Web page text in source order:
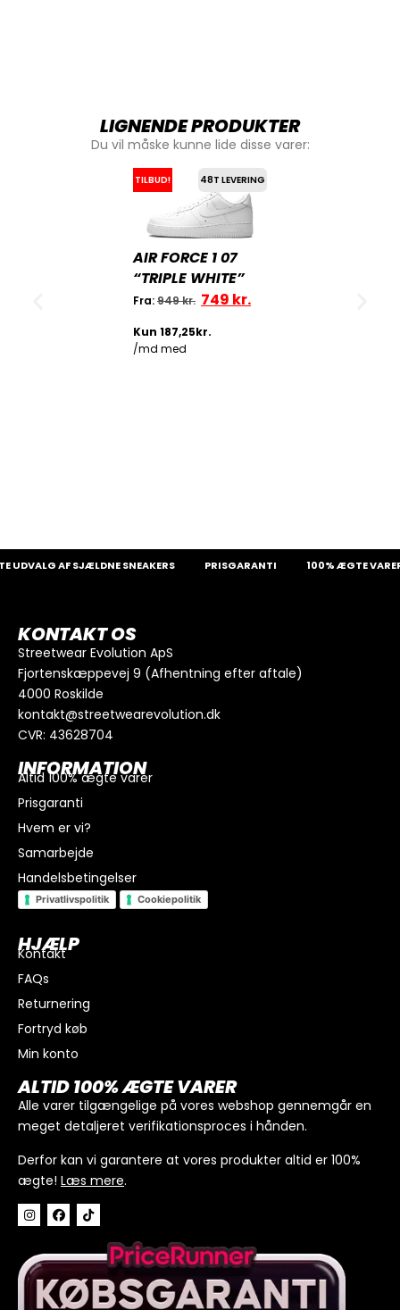
I alt
Køb for300kr. mere for gratis fragt
LIGNENDE PRODUKTER
Du vil måske kunne lide disse varer:
TILBUD! 48T LEVERING
AIR FORCE 1 07
“TRIPLE WHITE”
Fra:949kr. 749 kr.
AF SJÆLDNE SNEAKERS PRISGARANTI 100% ÆGTE VARER
KONTAKT OS
Streetwear Evolution ApS
Fjortenskæppevej 9 (Afhentning efter aftale)
4000 Roskilde
kontakt@streetwearevolution.dk
CVR: 43628704
INFORMATION
Altid 100% ægte varer
Prisgaranti
Hvem er vi?
Samarbejde
Handelsbetingelser
Privatlivspolitik Cookiepolitik
HJÆLP
Kontakt
FAQs
Returnering
Fortryd køb
Min konto
ALTID 100% ÆGTE VARER
Alle varer tilgængelige på vores webshop gennemgår en
meget detaljeret verifikationsproces i hånden.
Derfor kan vi garantere at vores produkter altid er 100%
ægte! Læs mere.